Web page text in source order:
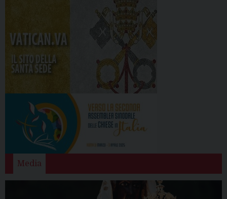
Media